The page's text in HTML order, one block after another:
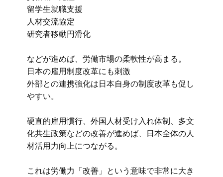
留学生就職支援
人材交流協定
研究者移動円滑化
などが進めば、労働市場の柔軟性が高まる。
日本の雇用制度改革にも刺激
外部との連携強化は日本自身の制度改革も促し
やすい。
硬直的雇用慣行、外国人材受け入れ体制、多文
化共生政策などの改善が進めば、日本全体の人
材活用力向上につながる。
これは労働力「改善」という意味で非常に大き